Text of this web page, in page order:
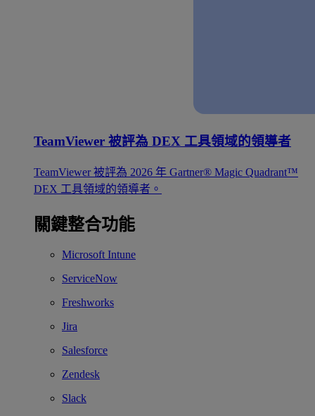
TeamViewer 被評為 DEX 工具領域的領導者
TeamViewer 被評為 2026 年 Gartner® Magic Quadrant™
DEX 工具領域的領導者。
關鍵整合功能
Microsoft Intune
ServiceNow
Freshworks
Jira
Salesforce
Zendesk
Slack